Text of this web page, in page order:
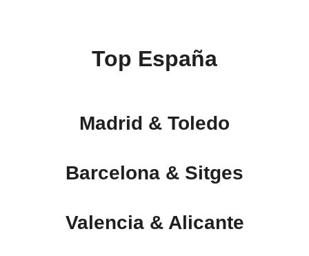
Top España
Madrid & Toledo
Barcelona & Sitges
Valencia & Alicante